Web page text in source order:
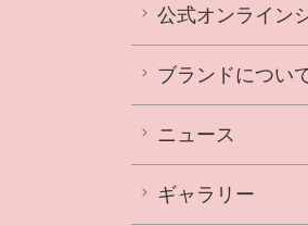
公式オンライン
ブランドについ
ニュース
ギャラリー